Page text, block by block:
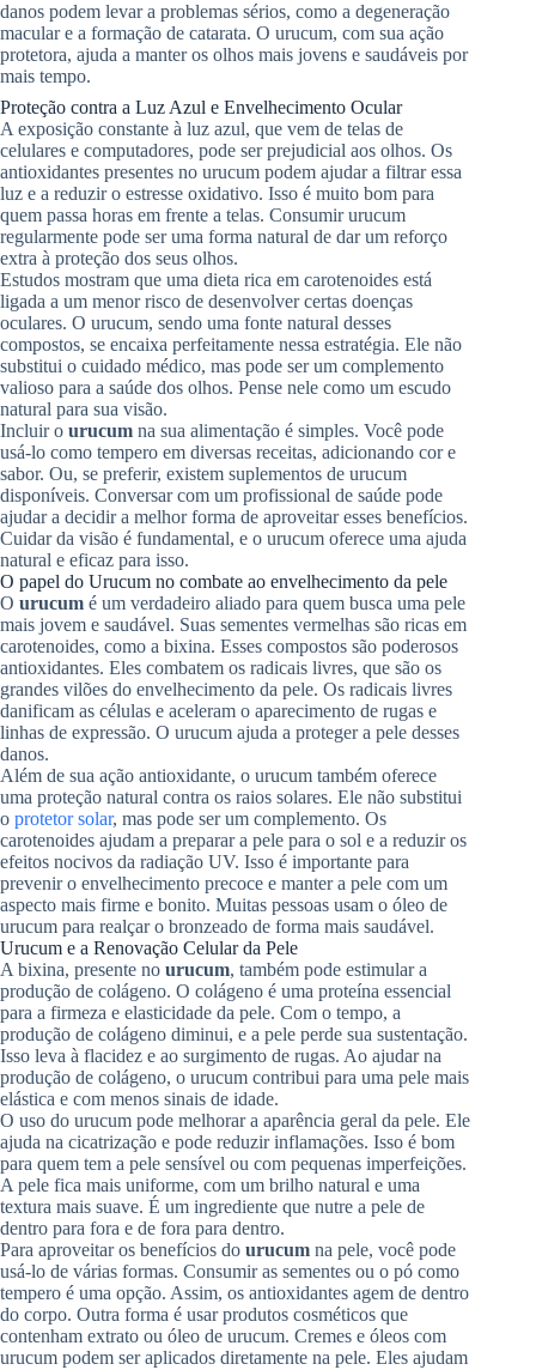
danos podem levar a problemas sérios, como a degeneração
macular e a formação de catarata. O urucum, com sua ação
protetora, ajuda a manter os olhos mais jovens e saudáveis por
mais tempo.
Proteção contra a Luz Azul e Envelhecimento Ocular
A exposição constante à luz azul, que vem de telas de
celulares e computadores, pode ser prejudicial aos olhos. Os
antioxidantes presentes no urucum podem ajudar a filtrar essa
luz e a reduzir o estresse oxidativo. Isso é muito bom para
quem passa horas em frente a telas. Consumir urucum
regularmente pode ser uma forma natural de dar um reforço
extra à proteção dos seus olhos.
Estudos mostram que uma dieta rica em carotenoides está
ligada a um menor risco de desenvolver certas doenças
oculares. O urucum, sendo uma fonte natural desses
compostos, se encaixa perfeitamente nessa estratégia. Ele não
substitui o cuidado médico, mas pode ser um complemento
valioso para a saúde dos olhos. Pense nele como um escudo
natural para sua visão.
Incluir o urucum na sua alimentação é simples. Você pode
usá-lo como tempero em diversas receitas, adicionando cor e
sabor. Ou, se preferir, existem suplementos de urucum
disponíveis. Conversar com um profissional de saúde pode
ajudar a decidir a melhor forma de aproveitar esses benefícios.
Cuidar da visão é fundamental, e o urucum oferece uma ajuda
natural e eficaz para isso.
O papel do Urucum no combate ao envelhecimento da pele
O urucum é um verdadeiro aliado para quem busca uma pele
mais jovem e saudável. Suas sementes vermelhas são ricas em
carotenoides, como a bixina. Esses compostos são poderosos
antioxidantes. Eles combatem os radicais livres, que são os
grandes vilões do envelhecimento da pele. Os radicais livres
danificam as células e aceleram o aparecimento de rugas e
linhas de expressão. O urucum ajuda a proteger a pele desses
danos.
Além de sua ação antioxidante, o urucum também oferece
uma proteção natural contra os raios solares. Ele não substitui
o protetor solar, mas pode ser um complemento. Os
carotenoides ajudam a preparar a pele para o sol e a reduzir os
efeitos nocivos da radiação UV. Isso é importante para
prevenir o envelhecimento precoce e manter a pele com um
aspecto mais firme e bonito. Muitas pessoas usam o óleo de
urucum para realçar o bronzeado de forma mais saudável.
Urucum e a Renovação Celular da Pele
A bixina, presente no urucum, também pode estimular a
produção de colágeno. O colágeno é uma proteína essencial
para a firmeza e elasticidade da pele. Com o tempo, a
produção de colágeno diminui, e a pele perde sua sustentação.
Isso leva à flacidez e ao surgimento de rugas. Ao ajudar na
produção de colágeno, o urucum contribui para uma pele mais
elástica e com menos sinais de idade.
O uso do urucum pode melhorar a aparência geral da pele. Ele
ajuda na cicatrização e pode reduzir inflamações. Isso é bom
para quem tem a pele sensível ou com pequenas imperfeições.
A pele fica mais uniforme, com um brilho natural e uma
textura mais suave. É um ingrediente que nutre a pele de
dentro para fora e de fora para dentro.
Para aproveitar os benefícios do urucum na pele, você pode
usá-lo de várias formas. Consumir as sementes ou o pó como
tempero é uma opção. Assim, os antioxidantes agem de dentro
do corpo. Outra forma é usar produtos cosméticos que
contenham extrato ou óleo de urucum. Cremes e óleos com
urucum podem ser aplicados diretamente na pele. Eles ajudam